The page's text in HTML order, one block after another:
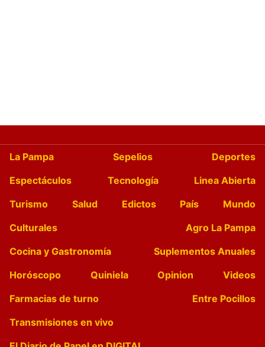
La Pampa Sepelios
Deportes
Espectáculos
Tecnología
Linea Abierta
Turismo
Salud Edictos País
Mundo
Culturales
Agro La Pampa
Cocina y Gastronomía
Suplementos Anuales
Horóscopo
Quiniela Opinion
Videos
Farmacias de turno
Entre Pocillos
Transmisiones en vivo